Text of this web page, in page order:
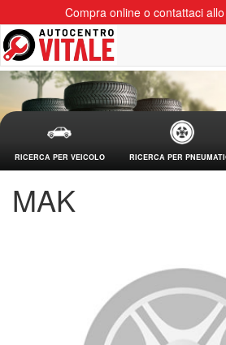
Compra online o contattaci allo
RICERCA PER VEICOLO RICERCA PER
MAK